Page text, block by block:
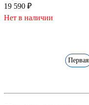
19 590 ₽
Нет в наличии
Первая